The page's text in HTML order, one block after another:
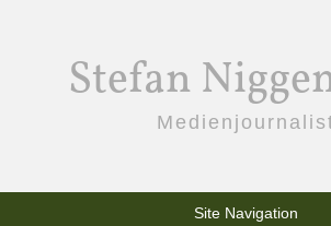
Stefan
Site Navigation